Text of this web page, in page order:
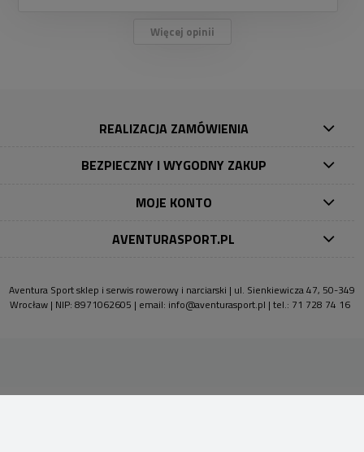
Więcej opinii
REALIZACJA ZAMÓWIENIA
BEZPIECZNY I WYGODNY ZAKUP
MOJE KONTO
AVENTURASPORT.PL
Aventura Sport sklep i serwis rowerowy i narciarski | ul. Sienkiewicza 47, 50-349
Wrocław | NIP: 8971062605 | email: info@aventurasport.pl | tel.: 71 728 74 16